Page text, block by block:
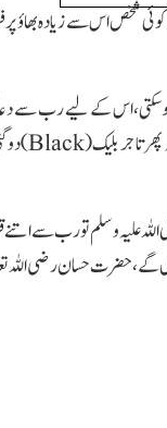
شخص اس سے زیادہ بھاؤ
کے لیے رب سے
تاجر بلیک(Black
اللہ علیہ و سلم تو رب
گے،حضرت حسان رضی اللہ
اذ